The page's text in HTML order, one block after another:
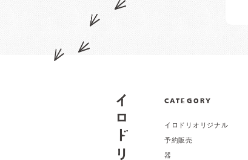
CATEGORY
イロドリオリジナル
予約販売
器